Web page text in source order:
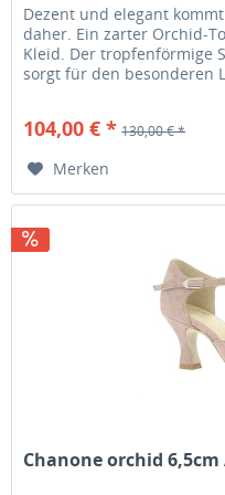
Dezent und elegant
daher. Ein zarter Orchid-
Kleid. Der tropfenförmige
sorgt für den besonderen
104,00 € * 130,00 € *
Merken
Chanone orchid 6,5cm